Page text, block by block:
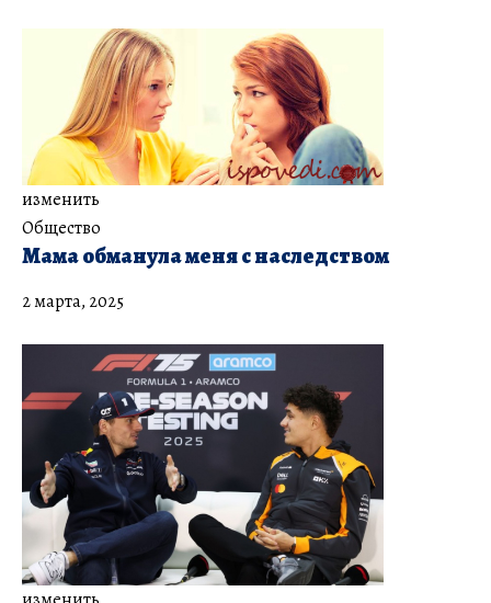
изменить
Общество
Мама обманула меня с наследством
2 марта, 2025